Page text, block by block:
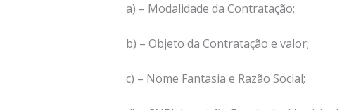
a) – Modalidade da Contratação;
b) – Objeto da Contratação e valor;
c) – Nome Fantasia e Razão Social;